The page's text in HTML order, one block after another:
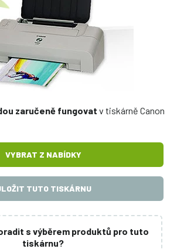
zaručeně fungovat v tiskárně Canon
VYBRAT Z NABÍDKY
TUTO TISKÁRNU
s výběrem produktů pro tuto
tiskárnu?